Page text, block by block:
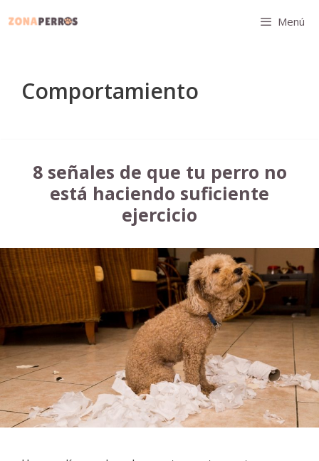
Menú
Comportamiento
8 señales de que tu perro no
está haciendo suficiente
ejercicio